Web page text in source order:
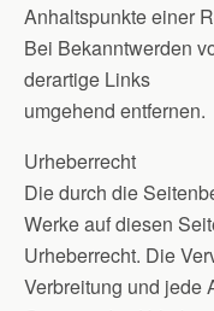
Anhaltspunkte einer
Bei Bekanntwerden
derartige Links
umgehend entfernen.
Urheberrecht
Die durch die
Werke auf diesen
Urheberrecht. Die
Verbreitung und jede